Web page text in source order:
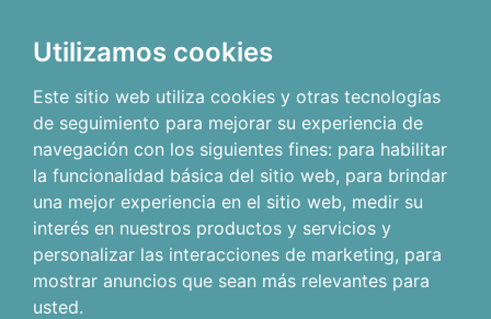
Utilizamos cookies
Este sitio web utiliza cookies y otras tecnologías
de seguimiento para mejorar su experiencia de
navegación con los siguientes fines: para habilitar
la funcionalidad básica del sitio web, para brindar
una mejor experiencia en el sitio web, medir su
interés en nuestros productos y servicios y
personalizar las interacciones de marketing, para
mostrar anuncios que sean más relevantes para
usted.